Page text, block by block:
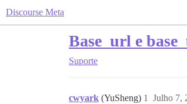
Discourse Meta
Base_url e
Suporte
cwyark (YuSheng) Julho 7,
1